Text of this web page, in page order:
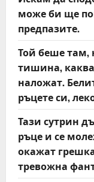
може би ще
предпазите.
Той беше там,
тишина,
наложат.
ръцете си,
Тази сутрин
ръце и се
окажат
тревожна